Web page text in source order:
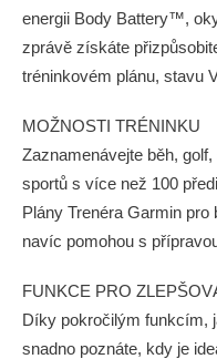
energii Body Battery™,
zprávě získáte
tréninkovém plánu, stavu
MOŽNOSTI TRÉNINKU
Zaznamenávejte běh,
sportů s více než 100
Plány Trenéra Garmin
navíc pomohou s
FUNKCE PRO
Díky pokročilým funkcím,
snadno poznáte, kdy je